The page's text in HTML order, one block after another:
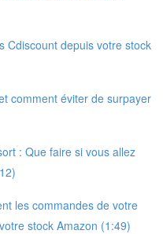
Cdiscount depuis votre stock
comment éviter de surpayer
: Que faire si vous allez
les commandes de votre
stock Amazon (1:49)